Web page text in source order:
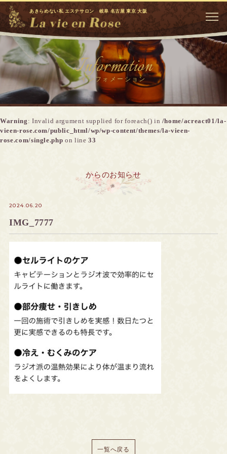
あきらめない私 エステサロン 岐阜 名古屋 東京 大阪
Information
インフォメーション
Warning : Invalid argument supplied for foreach() in /home/acreact01/la-
vieen-rose.com/public_html/wp/wp-content/themes/la-vieen-
rose.com/single.php on line33
からのお知らせ
2024.06.20
IMG_7777
一覧へ戻る